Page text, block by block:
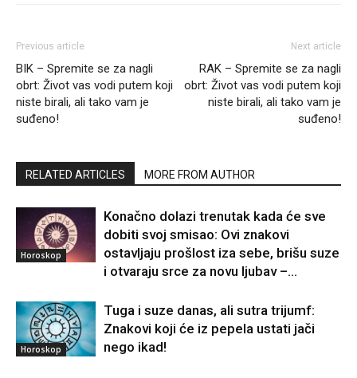
Previous article
BIK – Spremite se za nagli
obrt: Život vas vodi putem koji
niste birali, ali tako vam je
suđeno!
Next article
RAK – Spremite se za nagli
obrt: Život vas vodi putem koji
niste birali, ali tako vam je
suđeno!
RELATED ARTICLES MORE FROM AUTHOR
Horoskop
Konačno dolazi trenutak kada će sve
dobiti svoj smisao: Ovi znakovi
ostavljaju prošlost iza sebe, brišu suze
i otvaraju srce za novu ljubav –...
Horoskop
Tuga i suze danas, ali sutra trijumf:
Znakovi koji će iz pepela ustati jači
nego ikad!